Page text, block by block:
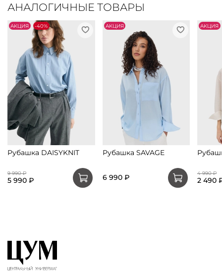
АНАЛОГИЧНЫЕ ТОВАРЫ
АKЦИЯ -40%
Рубашка DAISYKNIT
9 990 ₽
5 990 ₽
АKЦИЯ
Рубашка SAVAGE
6 990 ₽
АKЦИЯ
4 990 ₽
2 490